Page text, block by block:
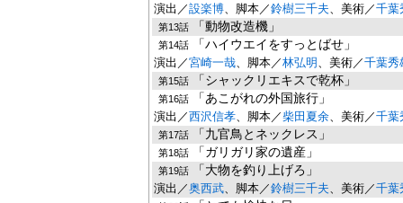
演出／設楽博、脚本／鈴樹三千夫 、美術／千葉
第13話 「動物改造機」
第14話 「ハイウエイをすっとばせ」
演出／宮崎一哉、脚本／林弘明 、美術／千葉秀
第15話 「シャックリエキスで乾杯」
第16話 「あこがれの外国旅行」
演出／西沢信孝、脚本／柴田夏余、美術／千葉
第17話 「九官鳥とネックレス」
第18話 「ガリガリ家の遺産」
第19話 「大物を釣り上げろ」
演出／奥西武、脚本／鈴樹三千夫 、美術／千葉